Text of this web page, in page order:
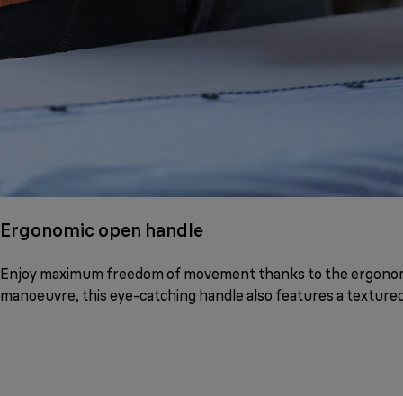
Ergonomic open handle
Enjoy maximum freedom of movement thanks to the
manoeuvre, this eye-catching handle also features a